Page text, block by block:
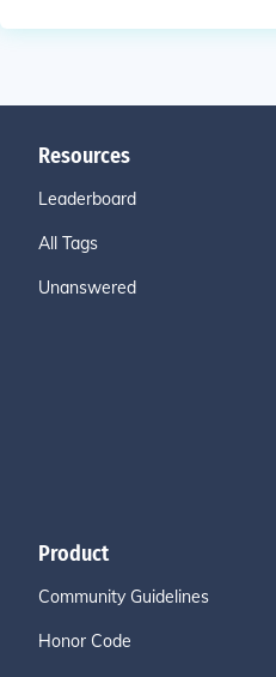
Resources
Leaderboard
All Tags
Unanswered
Product
Community Guidelines
Honor Code